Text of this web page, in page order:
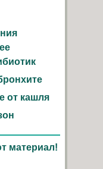
от кашля
материал!